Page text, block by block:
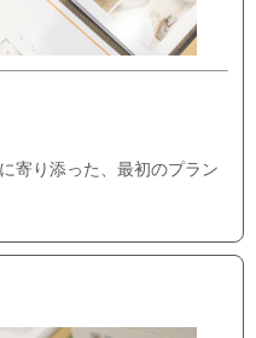
寄り添った、最初のプラン